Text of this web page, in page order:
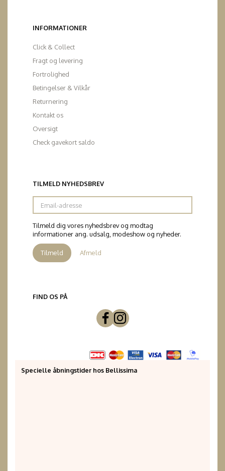
INFORMATIONER
Click & Collect
Fragt og levering
Fortrolighed
Betingelser & Vilkår
Returnering
Kontakt os
Oversigt
Check gavekort saldo
TILMELD NYHEDSBREV
Email-
adresse
Tilmeld dig vores nyhedsbrev og modtag
informationer ang. udsalg, modeshow og nyheder.
Tilmeld Afmeld
FIND OS PÅ
Specielle åbningstider hos Bellissima